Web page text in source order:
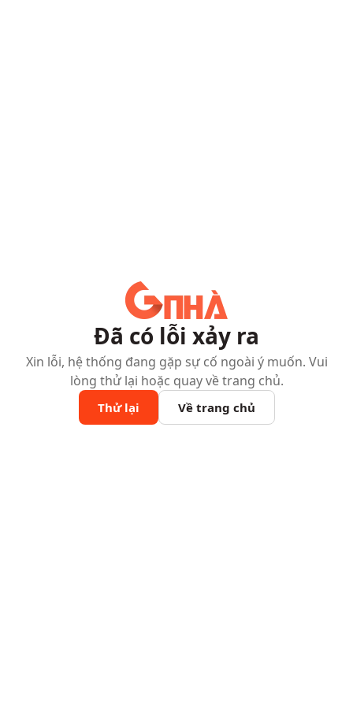
Đã có lỗi xảy ra
Xin lỗi, hệ thống đang gặp sự cố ngoài ý muốn. Vui
lòng thử lại hoặc quay về trang chủ.
Thử lại Về trang chủ